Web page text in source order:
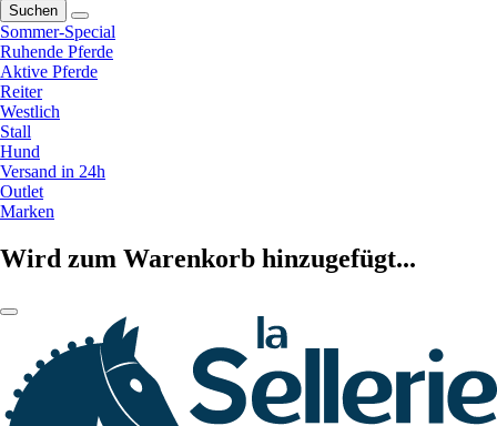
Suchen
Sommer-Special
Ruhende Pferde
Aktive Pferde
Reiter
Westlich
Stall
Hund
Versand in 24h
Outlet
Marken
Wird zum Warenkorb hinzugefügt...